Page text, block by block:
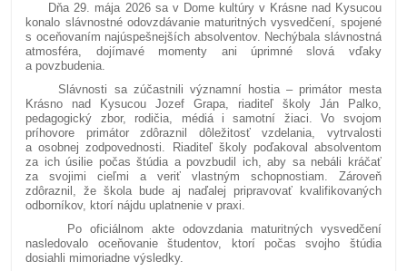
Dňa 29. mája 2026 sa v Dome kultúry v Krásne nad Kysucou
konalo slávnostné odovzdávanie maturitných vysvedčení, spojené
s oceňovaním najúspešnejších absolventov. Nechýbala slávnostná
atmosféra, dojímavé momenty ani úprimné slová vďaky
a povzbudenia.
Slávnosti sa zúčastnili významní hostia – primátor mesta
Krásno nad Kysucou Jozef Grapa, riaditeľ školy Ján Palko,
pedagogický zbor, rodičia, médiá i samotní žiaci. Vo svojom
príhovore primátor zdôraznil dôležitosť vzdelania, vytrvalosti
a osobnej zodpovednosti. Riaditeľ školy poďakoval absolventom
za ich úsilie počas štúdia a povzbudil ich, aby sa nebáli kráčať
za svojimi cieľmi a veriť vlastným schopnostiam. Zároveň
zdôraznil, že škola bude aj naďalej pripravovať kvalifikovaných
odborníkov, ktorí nájdu uplatnenie v praxi.
Po oficiálnom akte odovzdania maturitných vysvedčení
nasledovalo oceňovanie študentov, ktorí počas svojho štúdia
dosiahli mimoriadne výsledky.